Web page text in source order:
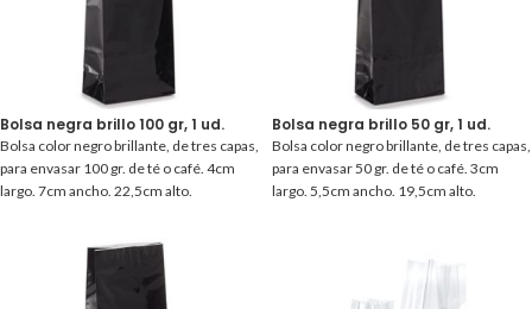
Bolsa negra brillo 100 gr, 1 ud.
Bolsa color negro brillante, de tres capas,
para envasar 100 gr. de té o café. 4cm
largo. 7cm ancho. 22,5cm alto.
Bolsa negra brillo 50 gr, 1 ud.
Bolsa color negro brillante, de tres capas,
para envasar 50 gr. de té o café. 3cm
largo. 5,5cm ancho. 19,5cm alto.